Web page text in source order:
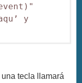
y
tecla llamará